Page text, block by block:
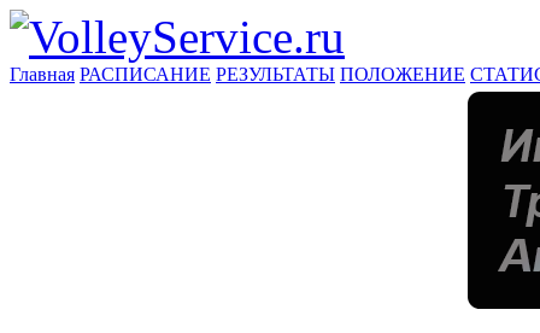
Главная РАСПИСАНИЕ РЕЗУЛЬТАТЫ ПОЛОЖЕНИЕ